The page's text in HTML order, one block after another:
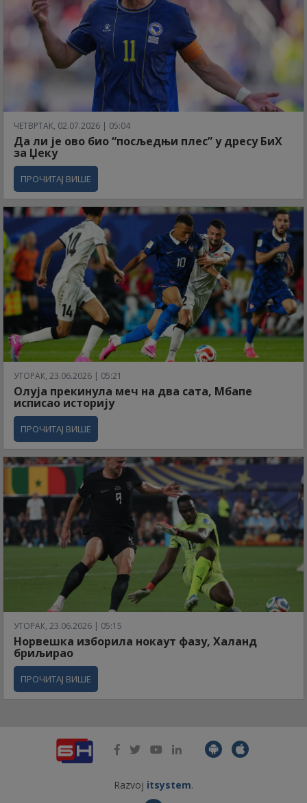
ЧЕТВРТАК, 02.07.2026 | 05:04
Да ли је ово био “посљедњи плес” у дресу БиХ
за Џеку
ПРОЧИТАЈ ВИШЕ
УТОРАК, 23.06.2026 | 05:21
Олуја прекинула меч на два сата, Мбапе
исписао историју
ПРОЧИТАЈ ВИШЕ
УТОРАК, 23.06.2026 | 05:15
Норвешка изборила нокаут фазу, Халанд
бриљирао
ПРОЧИТАЈ ВИШЕ
Razvoj itsystem.